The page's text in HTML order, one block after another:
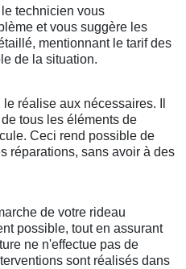
technicien vous
et vous suggère les
mentionnant le tarif des
de la situation.
réalise aux nécessaires. Il
tous les éléments de
Ceci rend possible de
réparations, sans avoir à des
de votre rideau
possible, tout en assurant
ne n'effectue pas de
sont réalisés dans